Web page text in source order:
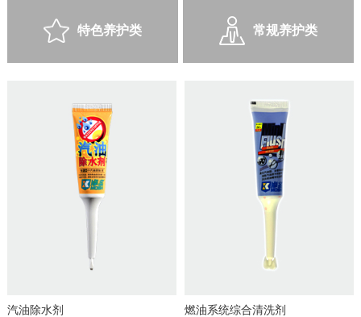
特色养护类 常规养护类
汽油除水剂 燃油系统综合清洗剂